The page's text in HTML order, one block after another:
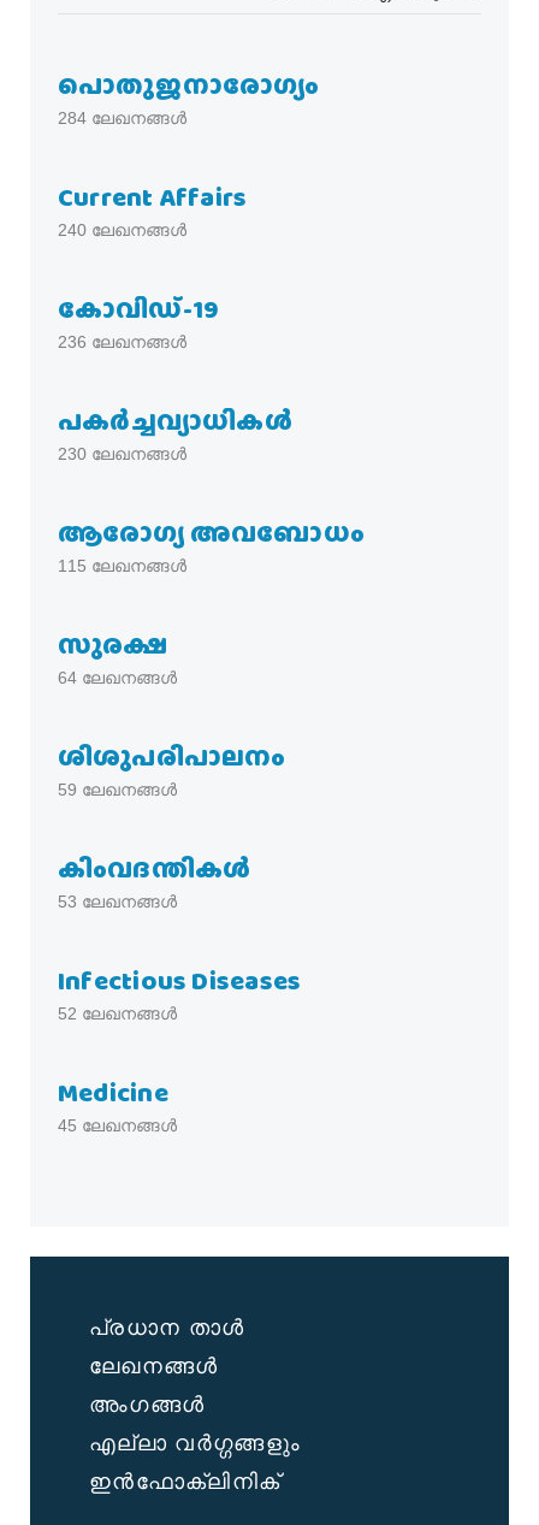
പൊതുജനാരോഗ്യം
284 ലേഖനങ്ങൾ
Current Affairs
240 ലേഖനങ്ങൾ
കോവിഡ്-19
236 ലേഖനങ്ങൾ
പകര്‍ച്ചവ്യാധികള്‍
230 ലേഖനങ്ങൾ
ആരോഗ്യ അവബോധം
115 ലേഖനങ്ങൾ
സുരക്ഷ
64 ലേഖനങ്ങൾ
ശിശുപരിപാലനം
59 ലേഖനങ്ങൾ
കിംവദന്തികൾ
53 ലേഖനങ്ങൾ
Infectious Diseases
52 ലേഖനങ്ങൾ
Medicine
45 ലേഖനങ്ങൾ
പ്രധാന താൾ
ലേഖനങ്ങൾ
അംഗങ്ങൾ
എല്ലാ വർഗ്ഗങ്ങളും
ഇൻഫോക്ലിനിക്